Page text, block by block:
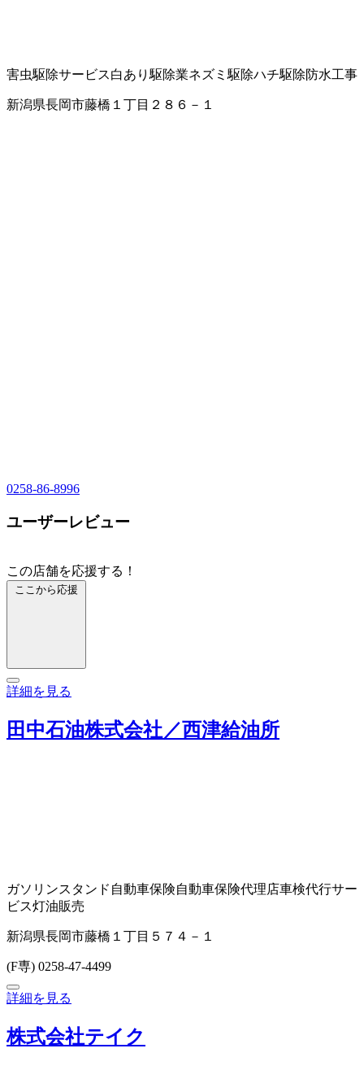
害虫駆除サービス白あり駆除業ネズミ駆除ハチ駆除防水工事
新潟県長岡市藤橋１丁目２８６－１
0258-86-8996
ユーザーレビュー
この店舗を応援する！
ここから応援
詳細を見る
田中石油株式会社／西津給油所
ガソリンスタンド 自動車保険自動車保険代理店車検代行サー
ビス灯油販売
新潟県長岡市藤橋１丁目５７４－１
(F専) 0258-47-4499
詳細を見る
株式会社テイク